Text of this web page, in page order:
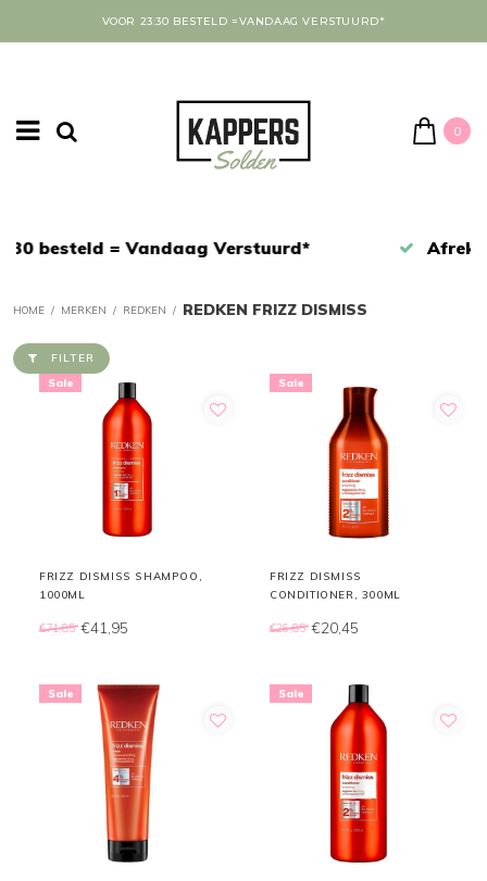
VOOR 23:30 BESTELD =VANDAAG VERSTUURD*
0
Afrekenen in een veilige omgeving
HOME / MERKEN / REDKEN / REDKEN FRIZZ DISMISS
FILTER
Sale
FRIZZ DISMISS SHAMPOO,
1000ML
€71,85 €41,95
Sale
FRIZZ DISMISS
CONDITIONER, 300ML
€26,85 €20,45
Sale Sale